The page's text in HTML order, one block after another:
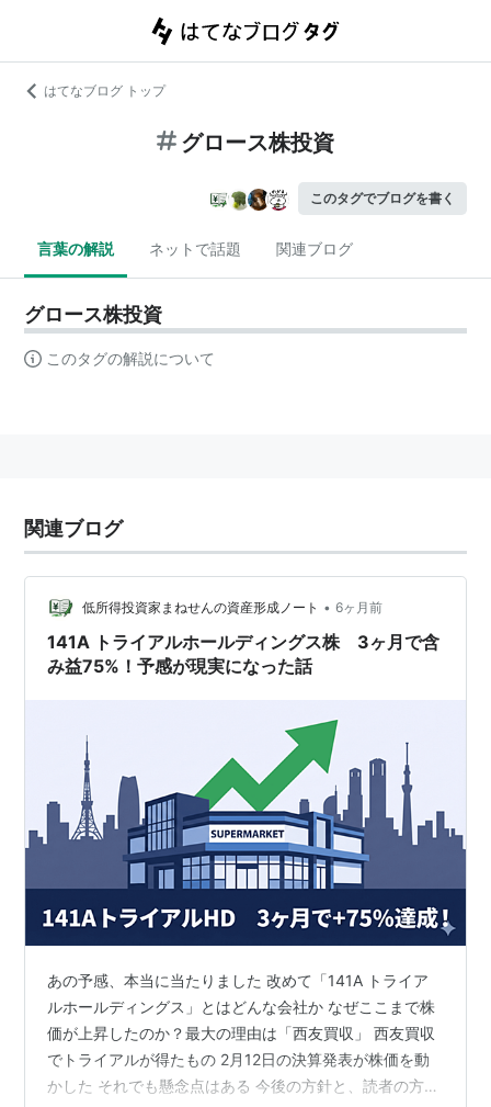
はてなブログ トップ
グロース株投資
このタグでブログを書く
言葉の解説 ネットで話題 関連ブログ
グロース株投資
このタグの解説について
関連ブログ
低所得投資家まねせんの資産形成ノート • 6ヶ月前
141A トライアルホールディングス株 3ヶ月で含
み益75%！予感が現実になった話
あの予感、本当に当たりました 改めて「141A トライア
ルホールディングス」とはどんな会社か なぜここまで株
価が上昇したのか？最大の理由は「西友買収」 西友買収
でトライアルが得たもの 2月12日の決算発表が株価を動
かした それでも懸念点はある 今後の方針と、読者の方へ